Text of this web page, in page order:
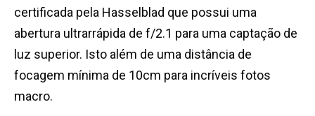
certificada pela Hasselblad que possui uma
abertura ultrarrápida de f/2.1 para uma captação de
luz superior. Isto além de uma distância de
focagem mínima de 10cm para incríveis fotos
macro.